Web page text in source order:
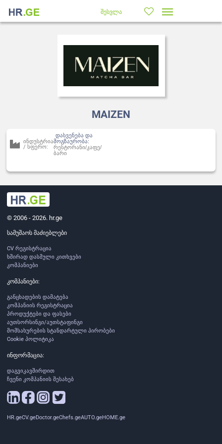
შესვლა
MAIZEN
ინდუსტრია
/ სფერო:
დასვენება და
მოგზაურობა:
რესტორანი/კაფე/
ბარი
© 2006 - 2026. hr.ge
სამუშაოს მაძიებლები
CV რეგისტრაცია
ხშირად დასმული კითხვები
კომპანიები
კომპანიები:
განცხადების დამატება
კომპანიის რეგისტრაცია
პროდუქტები და ფასები
აუთსორსინგი/აუთსტაფინგი
მომსახურების სტანდარტული პირობები
Cookie პოლიტიკა
ინფორმაცია:
დაგვიკავშირდით
ჩვენი კომპანიის შესახებ
HR.geCV.geDoctor.geChefs.geAUTO.geHOME.ge